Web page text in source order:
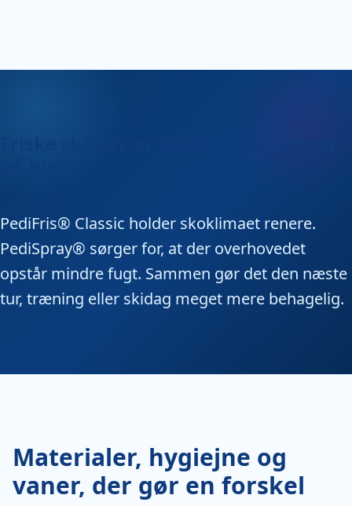
PediFris® Classic holder skoklimaet renere.
PediSpray® sørger for, at der overhovedet
opstår mindre fugt. Sammen gør det den næste
tur, træning eller skidag meget mere behagelig.
Materialer, hygiejne og
vaner, der gør en forskel